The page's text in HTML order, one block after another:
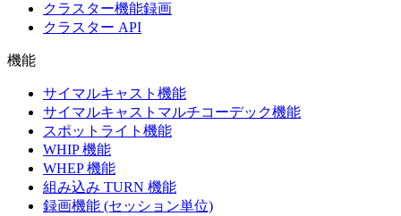
クラスター機能録画
クラスター API
機能
サイマルキャスト機能
サイマルキャストマルチコーデック機能
スポットライト機能
WHIP 機能
WHEP 機能
組み込み TURN 機能
録画機能 (セッション単位)